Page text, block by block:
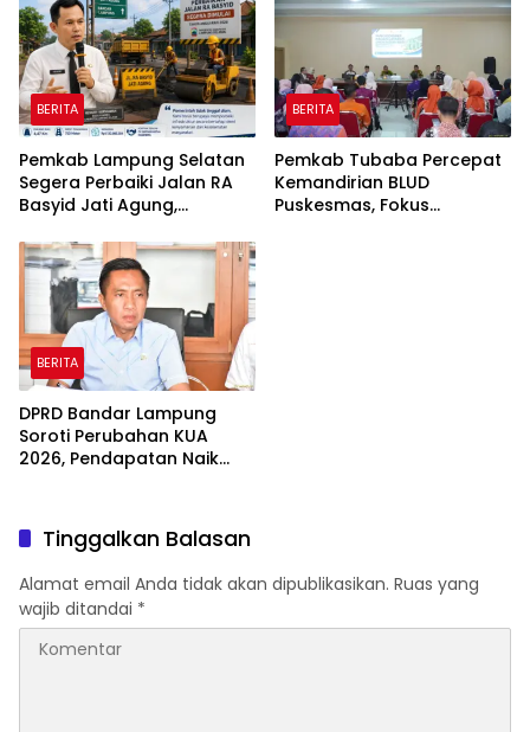
BERITA
Pemkab Lampung Selatan
Segera Perbaiki Jalan RA
Basyid Jati Agung,
Disiapkan
BERITA
Pemkab Tubaba Percepat
Kemandirian BLUD
Puskesmas, Fokus
BERITA
DPRD Bandar Lampung
Soroti Perubahan KUA
2026, Pendapatan Naik
Tinggalkan Balasan
Alamat email Anda tidak akan dipublikasikan. Ruas yang
wajib ditandai *